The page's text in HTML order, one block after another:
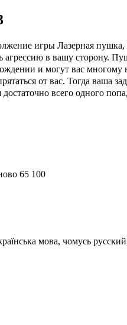
игры Лазерная
агрессию в вашу сторону.
и могут вас
от вас. Тогда ваша
всего одного
65 100
мова, чомусь